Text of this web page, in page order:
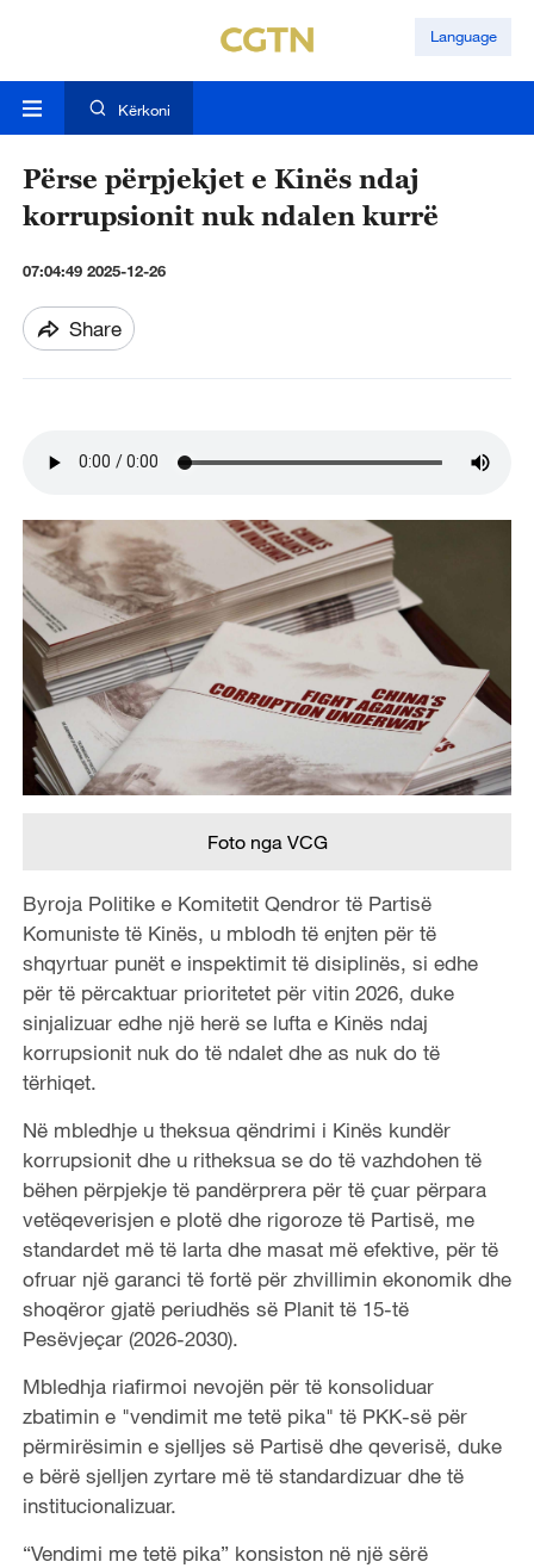
Language
Kërkoni
Përse përpjekjet e Kinës ndaj
korrupsionit nuk ndalen kurrë
07:04:49 2025-12-26
Share
Foto nga VCG
Byroja Politike e Komitetit Qendror të Partisë
Komuniste të Kinës, u mblodh të enjten për të
shqyrtuar punët e inspektimit të disiplinës, si edhe
për të përcaktuar prioritetet për vitin 2026, duke
sinjalizuar edhe një herë se lufta e Kinës ndaj
korrupsionit nuk do të ndalet dhe as nuk do të
tërhiqet.
Në mbledhje u theksua qëndrimi i Kinës kundër
korrupsionit dhe u ritheksua se do të vazhdohen të
bëhen përpjekje të pandërprera për të çuar përpara
vetëqeverisjen e plotë dhe rigoroze të Partisë, me
standardet më të larta dhe masat më efektive, për të
ofruar një garanci të fortë për zhvillimin ekonomik dhe
shoqëror gjatë periudhës së Planit të 15-të
Pesëvjeçar (2026-2030).
Mbledhja riafirmoi nevojën për të konsoliduar
zbatimin e "vendimit me tetë pika" të PKK-së për
përmirësimin e sjelljes së Partisë dhe qeverisë, duke
e bërë sjelljen zyrtare më të standardizuar dhe të
institucionalizuar.
“Vendimi me tetë pika” konsiston në një sërë